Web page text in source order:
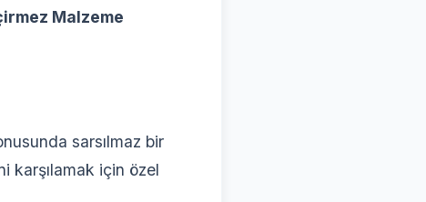
Malzeme
sarsılmaz bir
karşılamak için özel